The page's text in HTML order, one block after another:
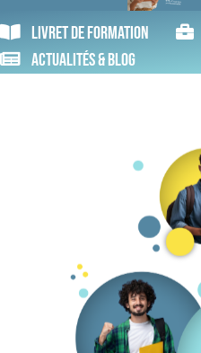
Livret de formation
Actualités & blog